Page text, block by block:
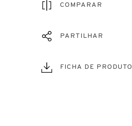
COMPARAR
PARTILHAR
FICHA DE PRODUTO